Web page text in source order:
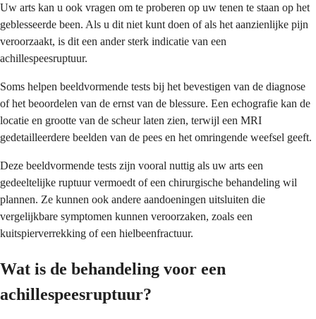
Uw arts kan u ook vragen om te proberen op uw tenen te staan op het
geblesseerde been. Als u dit niet kunt doen of als het aanzienlijke pijn
veroorzaakt, is dit een ander sterk indicatie van een
achillespeesruptuur.
Soms helpen beeldvormende tests bij het bevestigen van de diagnose
of het beoordelen van de ernst van de blessure. Een echografie kan de
locatie en grootte van de scheur laten zien, terwijl een MRI
gedetailleerdere beelden van de pees en het omringende weefsel geeft.
Deze beeldvormende tests zijn vooral nuttig als uw arts een
gedeeltelijke ruptuur vermoedt of een chirurgische behandeling wil
plannen. Ze kunnen ook andere aandoeningen uitsluiten die
vergelijkbare symptomen kunnen veroorzaken, zoals een
kuitspierverrekking of een hielbeenfractuur.
Wat is de behandeling voor een
achillespeesruptuur?